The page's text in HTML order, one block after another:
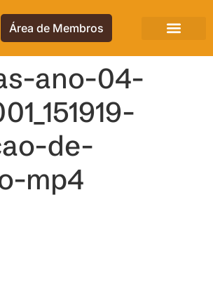
Área de Membros
ano-04-
de-
mp4